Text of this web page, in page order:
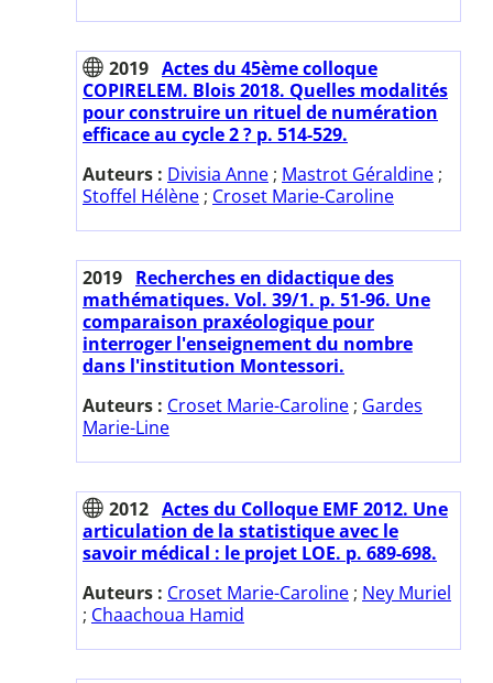
2019 Actes du 45ème colloque
COPIRELEM. Blois 2018. Quelles modalités
pour construire un rituel de numération
efficace au cycle 2 ? p. 514-529.
Auteurs : Divisia Anne ; Mastrot Géraldine ;
Stoffel Hélène ; Croset Marie-Caroline
2019 Recherches en didactique des
mathématiques. Vol. 39/1. p. 51-96. Une
comparaison praxéologique pour
interroger l'enseignement du nombre
dans l'institution Montessori.
Auteurs : Croset Marie-Caroline ; Gardes
Marie-Line
2012 Actes du Colloque EMF 2012. Une
articulation de la statistique avec le
savoir médical : le projet LOE. p. 689-698.
Auteurs : Croset Marie-Caroline ; Ney Muriel
; Chaachoua Hamid